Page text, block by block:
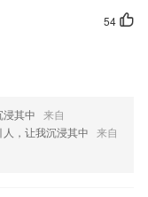
也是分阶段的
松的开启线上学习。
取数据也是非常重要的
过6大算法进行有权重
掌握院校的资讯，帮你
54
浸其中 来自
，让我沉浸其中 来自